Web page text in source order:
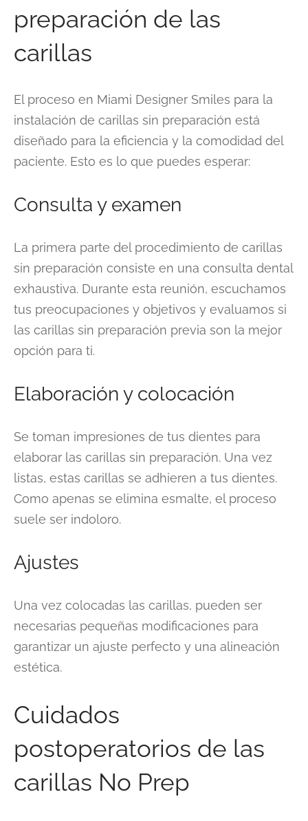
preparación de las
carillas
El proceso en Miami Designer Smiles para la
instalación de carillas sin preparación está
diseñado para la eficiencia y la comodidad del
paciente. Esto es lo que puedes esperar:
Consulta y examen
La primera parte del procedimiento de carillas
sin preparación consiste en una consulta dental
exhaustiva. Durante esta reunión, escuchamos
tus preocupaciones y objetivos y evaluamos si
las carillas sin preparación previa son la mejor
opción para ti.
Elaboración y colocación
Se toman impresiones de tus dientes para
elaborar las carillas sin preparación. Una vez
listas, estas carillas se adhieren a tus dientes.
Como apenas se elimina esmalte, el proceso
suele ser indoloro.
Ajustes
Una vez colocadas las carillas, pueden ser
necesarias pequeñas modificaciones para
garantizar un ajuste perfecto y una alineación
estética.
Cuidados
postoperatorios de las
carillas No Prep